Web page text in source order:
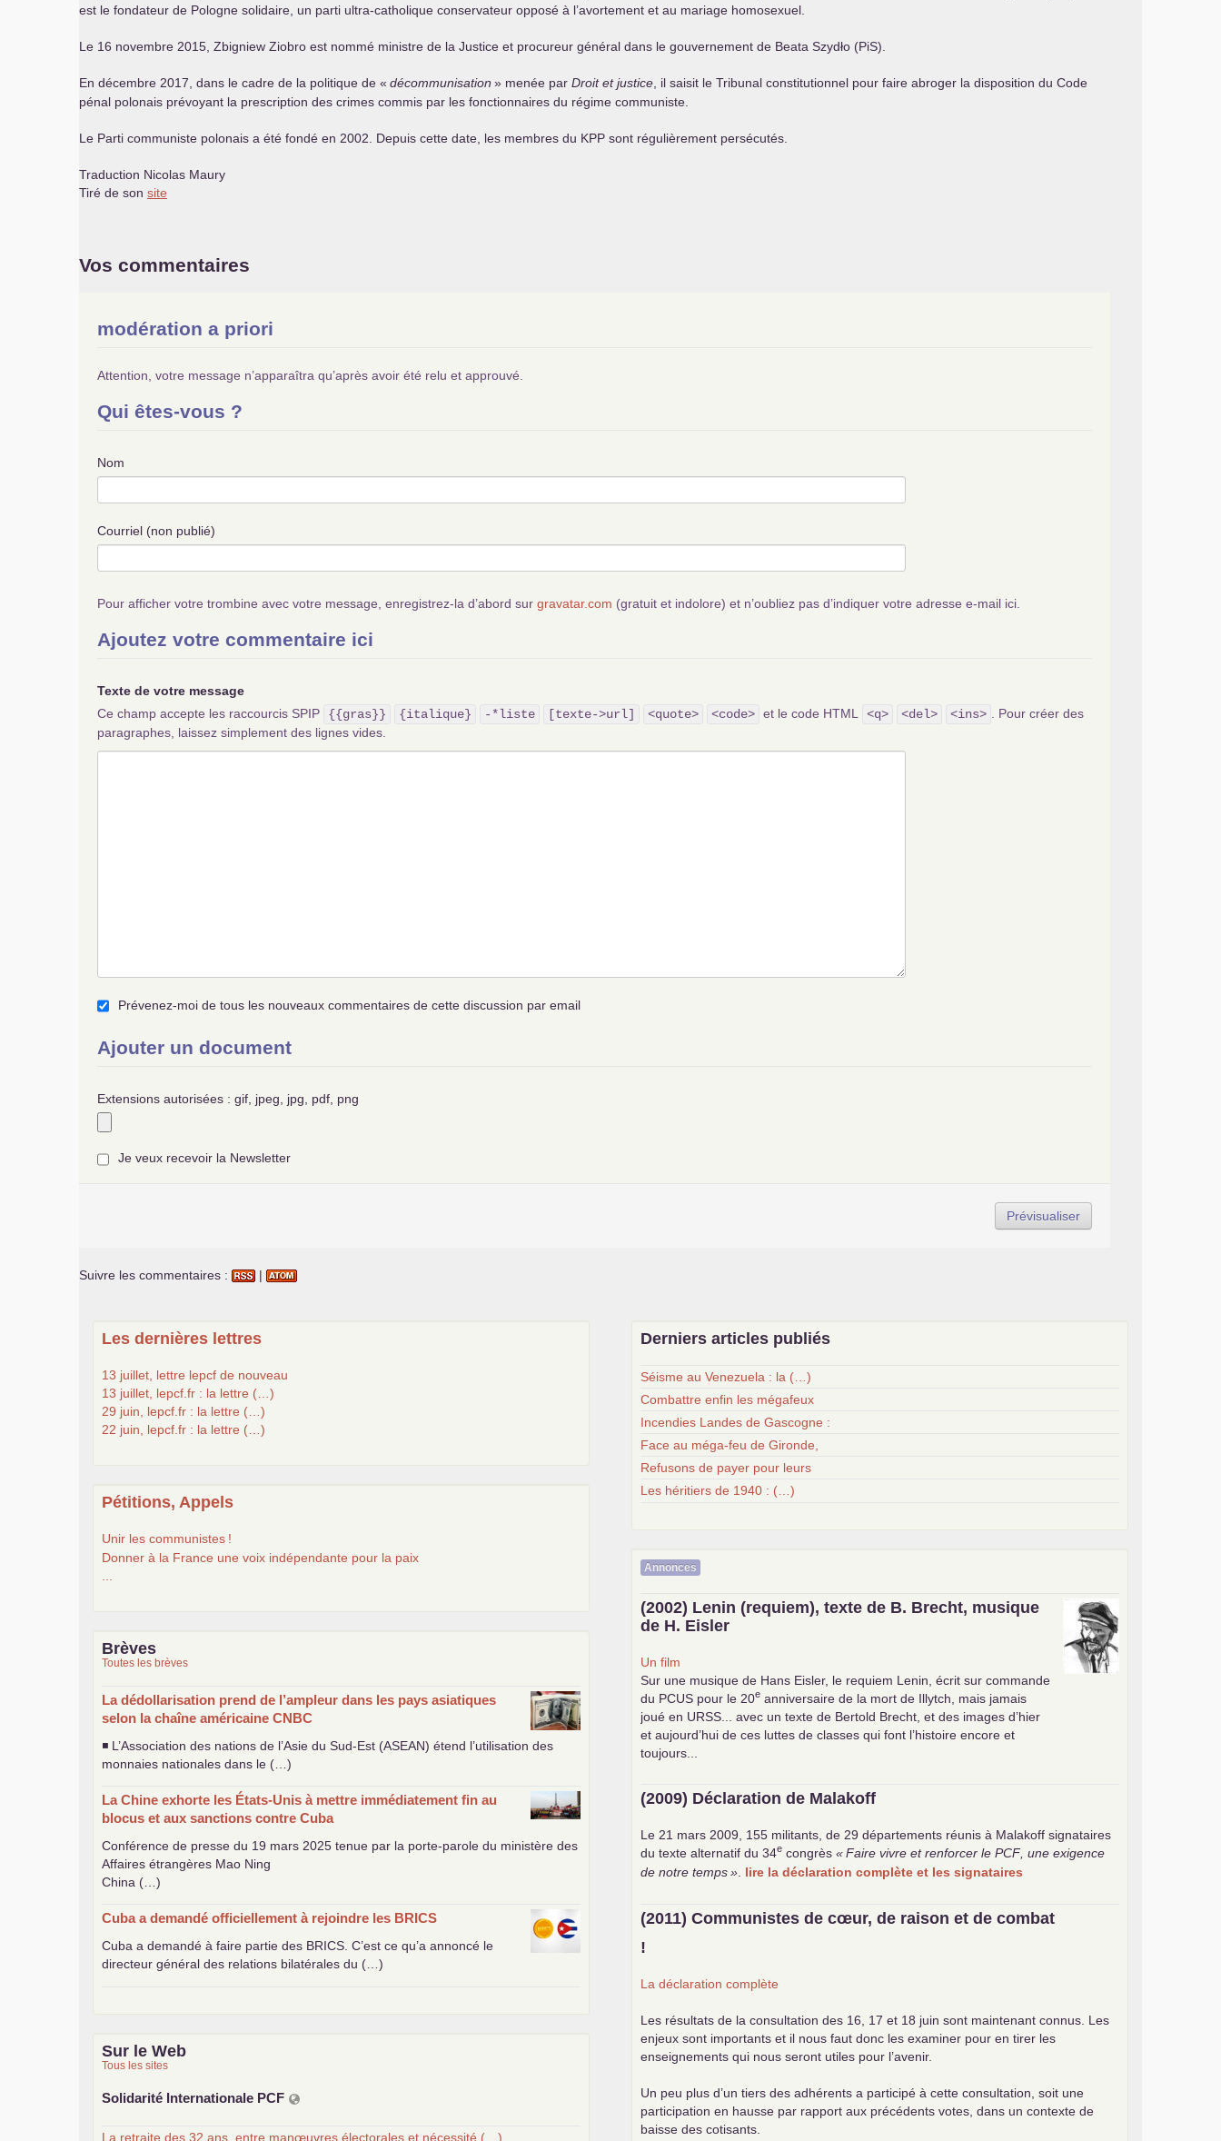
est le fondateur de Pologne solidaire, un parti ultra-catholique conservateur opposé à l’avortement et au mariage homosexuel.
Le 16 novembre 2015, Zbigniew Ziobro est nommé ministre de la Justice et procureur général dans le gouvernement de Beata Szydło (PiS).
En décembre 2017, dans le cadre de la politique de « décommunisation » menée par Droit et justice , il saisit le Tribunal constitutionnel pour faire abroger la disposition du Code
pénal polonais prévoyant la prescription des crimes commis par les fonctionnaires du régime communiste.
Le Parti communiste polonais a été fondé en 2002. Depuis cette date, les membres du KPP sont régulièrement persécutés.
Traduction Nicolas Maury
Tiré de son site
Vos commentaires
modération a priori
Attention, votre message n’apparaîtra qu’après avoir été relu et approuvé.
Qui êtes-vous ?
Nom
Courriel (non publié)
Pour afficher votre trombine avec votre message, enregistrez-la d’abord sur gravatar.com (gratuit et indolore) et n’oubliez pas d’indiquer votre adresse e-mail ici.
Ajoutez votre commentaire ici
Texte de votre message
Ce champ accepte les raccourcis SPIP
{{gras}} {italique} -*liste [texte->url] <quote> <code> et le code HTML <q> <del> <ins>
. Pour créer des
paragraphes, laissez simplement des lignes vides.
Prévenez-moi de tous les nouveaux commentaires de cette discussion par email
Ajouter un document
Extensions autorisées : gif, jpeg, jpg, pdf, png
Je veux recevoir la Newsletter
Suivre les commentaires : |
Les dernières lettres
13 juillet, lettre lepcf de nouveau
13 juillet, lepcf.fr : la lettre (…)
29 juin, lepcf.fr : la lettre (…)
22 juin, lepcf.fr : la lettre (…)
Pétitions, Appels
Unir les communistes !
Donner à la France une voix indépendante pour la paix
Brèves
Toutes les brèves
La dédollarisation prend de l’ampleur dans les pays asiatiques
selon la chaîne américaine CNBC
◾ L’Association des nations de l’Asie du Sud-Est (ASEAN) étend l’utilisation des
monnaies nationales dans le (…)
La Chine exhorte les États-Unis à mettre immédiatement fin au
blocus et aux sanctions contre Cuba
Conférence de presse du 19 mars 2025 tenue par la porte-parole du ministère des
Affaires étrangères Mao Ning
China (…)
Cuba a demandé officiellement à rejoindre les BRICS
Cuba a demandé à faire partie des BRICS . C’est ce qu’a annoncé le
directeur général des relations bilatérales du (…)
Sur le Web
Tous les sites
Solidarité Internationale PCF
La retraite des 32 ans, entre manœuvres électorales et nécessité (…)
Derniers articles publiés
Séisme au Venezuela : la (…)
Combattre enfin les mégafeux
Incendies Landes de Gascogne :
Face au méga-feu de Gironde,
Refusons de payer pour leurs
Les héritiers de 1940 : (…)
Annonces
(2002) Lenin (requiem), texte de B. Brecht, musique
de H. Eisler
Un film
Sur une musique de Hans Eisler, le requiem Lenin, écrit sur commande
du PCUS pour le 20e anniversaire de la mort de Illytch, mais jamais
joué en URSS ... avec un texte de Bertold Brecht, et des images d’hier
et aujourd’hui de ces luttes de classes qui font l’histoire encore et
toujours...
(2009) Déclaration de Malakoff
Le 21 mars 2009, 155 militants, de 29 départements réunis à Malakoff signataires
du texte alternatif du 34e congrès « Faire vivre et renforcer lePCF , une exigence
de notre temps » lire la déclaration complète et les signataires
(2011) Communistes de cœur, de raison et de combat
!
La déclaration complète
Les résultats de la consultation des 16, 17 et 18 juin sont maintenant connus. Les
enjeux sont importants et il nous faut donc les examiner pour en tirer les
enseignements qui nous seront utiles pour l’avenir.
Un peu plus d’un tiers des adhérents a participé à cette consultation, soit une
participation en hausse par rapport aux précédents votes, dans un contexte de
baisse des cotisants.